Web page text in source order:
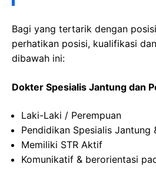
Bagi yang tertarik dengan
perhatikan posisi, kualifikasi
dibawah ini:
Dokter Spesialis Jantung dan
Laki-Laki / Perempuan
Pendidikan Spesialis Jantung
Memiliki STR Aktif
Komunikatif & berorientasi